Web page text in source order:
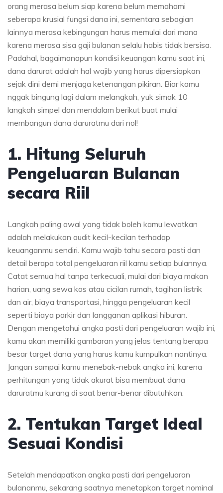
orang merasa belum siap karena belum memahami
seberapa krusial fungsi dana ini, sementara sebagian
lainnya merasa kebingungan harus memulai dari mana
karena merasa sisa gaji bulanan selalu habis tidak bersisa.
Padahal, bagaimanapun kondisi keuangan kamu saat ini,
dana darurat adalah hal wajib yang harus dipersiapkan
sejak dini demi menjaga ketenangan pikiran. Biar kamu
nggak bingung lagi dalam melangkah, yuk simak 10
langkah simpel dan mendalam berikut buat mulai
membangun dana daruratmu dari nol!
1. Hitung Seluruh
Pengeluaran Bulanan
secara Riil
Langkah paling awal yang tidak boleh kamu lewatkan
adalah melakukan audit kecil-kecilan terhadap
keuanganmu sendiri. Kamu wajib tahu secara pasti dan
detail berapa total pengeluaran riil kamu setiap bulannya.
Catat semua hal tanpa terkecuali, mulai dari biaya makan
harian, uang sewa kos atau cicilan rumah, tagihan listrik
dan air, biaya transportasi, hingga pengeluaran kecil
seperti biaya parkir dan langganan aplikasi hiburan.
Dengan mengetahui angka pasti dari pengeluaran wajib ini,
kamu akan memiliki gambaran yang jelas tentang berapa
besar target dana yang harus kamu kumpulkan nantinya.
Jangan sampai kamu menebak-nebak angka ini, karena
perhitungan yang tidak akurat bisa membuat dana
daruratmu kurang di saat benar-benar dibutuhkan.
2. Tentukan Target Ideal
Sesuai Kondisi
Setelah mendapatkan angka pasti dari pengeluaran
bulananmu, sekarang saatnya menetapkan target nominal